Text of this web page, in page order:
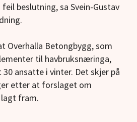
beslutning, sa Svein-Gustav
Overhalla Betongbygg, som
til havbruksnæringa,
ansatte i vinter. Det skjer på
etter at forslaget om
fram.